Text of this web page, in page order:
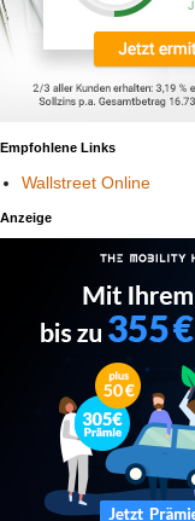
Empfohlene Links
Wallstreet Online
Anzeige